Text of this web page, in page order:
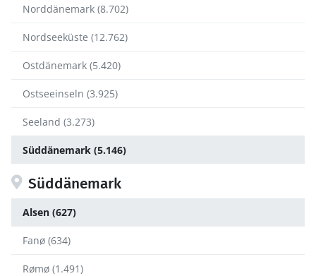
Norddänemark (8.702)
Nordseeküste (12.762)
Ostdänemark (5.420)
Ostseeinseln (3.925)
Seeland (3.273)
Süddänemark (5.146)
Süddänemark
Alsen (627)
Fanø (634)
Rømø (1.491)